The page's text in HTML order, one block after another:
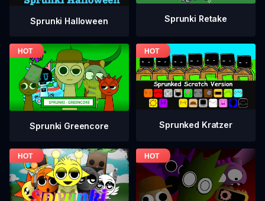
Sprunki Halloween Sprunki Retake
Sprunki Greencore Sprunked Kratzer